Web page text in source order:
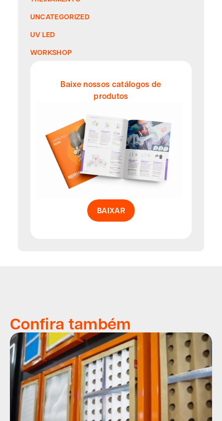
UNCATEGORIZED
UV LED
WORKSHOP
Baixe nossos catálogos de
produtos
BAIXAR
Confira também